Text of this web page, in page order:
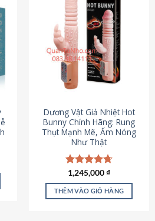
₫.
Dương Vật Giả Nhiệt Hot
Bunny Chính Hãng: Rung
Thụt Mạnh Mẽ, Ấm Nóng
Như Thật
Được xếp
hạng4.73
5 sao
1,245,000₫
THÊM VÀO GIỎ HÀNG